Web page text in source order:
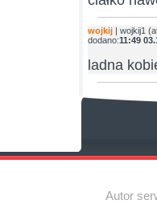
wojkij | wojkij1
dodano:11:49
ladna
Autor